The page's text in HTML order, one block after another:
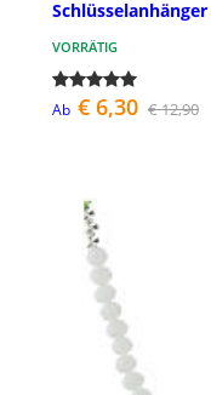
VORRÄTIG
Ab € 6,30 € 12,90